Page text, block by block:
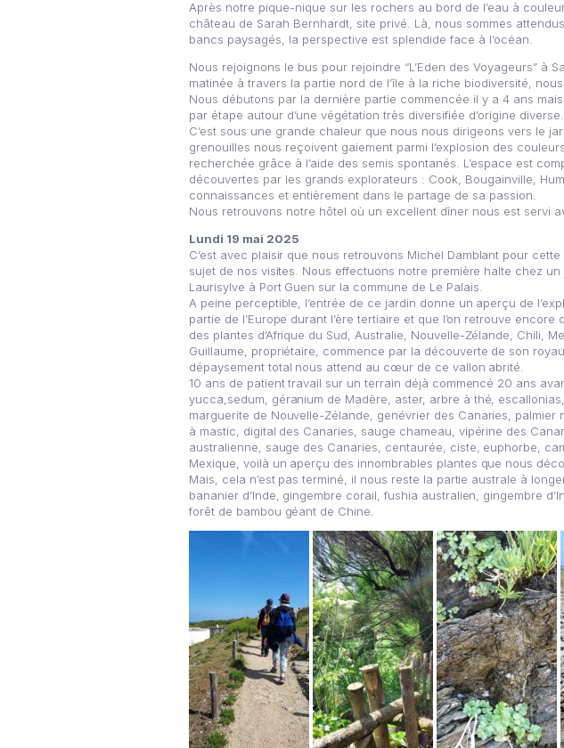
Après notre pique-nique sur les rochers au bord de l’eau à
château de Sarah Bernhardt, site privé. Là, nous sommes
bancs paysagés, la perspective est splendide face à l’océan.
Nous rejoignons le bus pour rejoindre “L’Eden des Voyageurs”
matinée à travers la partie nord de l’île à la riche biodiversité,
Nous débutons par la dernière partie commencée il y a 4 ans
par étape autour d’une végétation très diversifiée d’origine diverse.
C’est sous une grande chaleur que nous nous dirigeons vers le
grenouilles nous reçoivent gaiement parmi l’explosion des
recherchée grâce à l’aide des semis spontanés. L’espace est
découvertes par les grands explorateurs : Cook, Bougainville,
connaissances et entièrement dans le partage de sa passion.
Nous retrouvons notre hôtel où un excellent dîner nous est servi
Lundi 19 mai 2025
C’est avec plaisir que nous retrouvons Michel Damblant pour
sujet de nos visites. Nous effectuons notre première halte chez
Laurisylve à Port Guen sur la commune de Le Palais.
A peine perceptible, l’entrée de ce jardin donne un aperçu de
partie de l’Europe durant l’ère tertiaire et que l’on retrouve
des plantes d’Afrique du Sud, Australie, Nouvelle-Zélande, Chili,
Guillaume, propriétaire, commence par la découverte de son
dépaysement total nous attend au cœur de ce vallon abrité.
10 ans de patient travail sur un terrain déjà commencé 20 ans
yucca,sedum, géranium de Madère, aster, arbre à thé,
marguerite de Nouvelle-Zélande, genévrier des Canaries,
à mastic, digital des Canaries, sauge chameau, vipérine des
australienne, sauge des Canaries, centaurée, ciste, euphorbe,
Mexique, voilà un aperçu des innombrables plantes que nous
Mais, cela n’est pas terminé, il nous reste la partie australe à
bananier d’Inde, gingembre corail, fushia australien, gingembre
forêt de bambou géant de Chine.